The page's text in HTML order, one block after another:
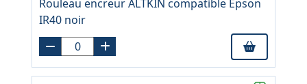
Rouleau encreur ALTKIN compatible Epson
IR40 noir